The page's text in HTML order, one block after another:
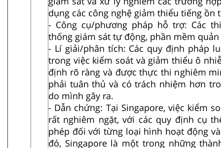
dụng các công nghệ giảm thiểu tiếng ồn
- Công cụ/phương pháp hỗ trợ: Các
thống giám sát tự động, phần mềm
- Lí giải/phân tích: Các quy định pháp
trong việc kiểm soát và giảm thiểu ô
định rõ ràng và được thực thi nghiêm
phải tuân thủ và có trách nhiệm hơn
do mình gây ra.
- Dẫn chứng: Tại Singapore, việc kiểm
rất nghiêm ngặt, với các quy định cụ
phép đối với từng loại hình hoạt động
đó, Singapore là một trong những